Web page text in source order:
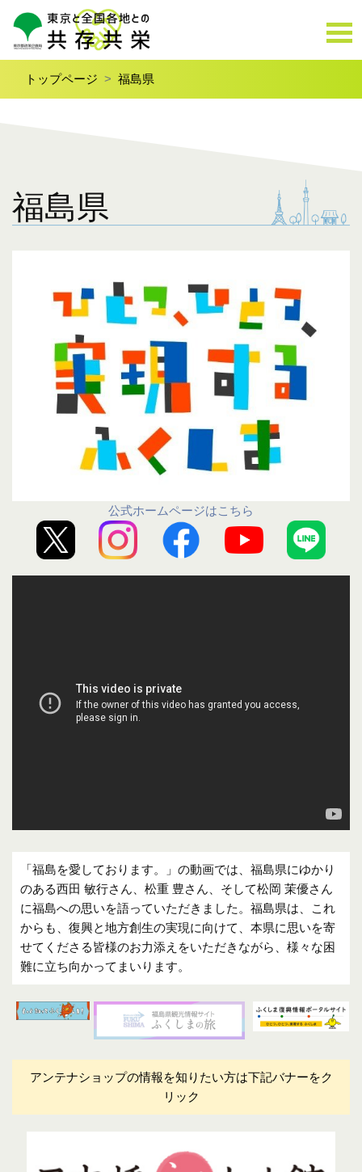
トップページ 福島県
福島県
公式ホームページはこちら
「福島を愛しております。」の動画では、福島県にゆかり
のある西田 敏行さん、松重 豊さん、そして松岡 茉優さん
に福島への思いを語っていただきました。福島県は、これ
からも、復興と地方創生の実現に向けて、本県に思いを寄
せてくださる皆様のお力添えをいただきながら、様々な困
難に立ち向かってまいります。
アンテナショップの情報を知りたい方は下記バナーをク
リック